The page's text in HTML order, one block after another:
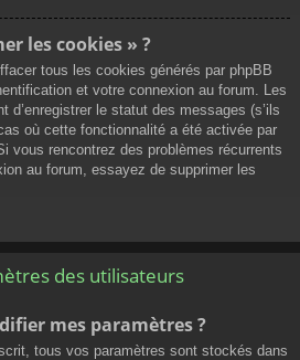
les cookies » ?
tous les cookies générés par phpBB
et votre connexion au forum. Les
d’enregistrer le statut des messages (s’ils
où cette fonctionnalité a été activée par
vous rencontrez des problèmes récurrents
au forum, essayez de supprimer les
des utilisateurs
mes paramètres ?
tous vos paramètres sont stockés dans